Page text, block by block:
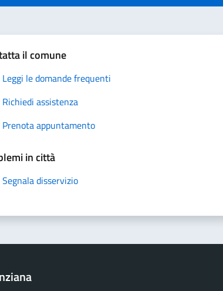
il comune
Leggi le domande frequenti
Richiedi assistenza
Prenota appuntamento
in città
Segnala disservizio